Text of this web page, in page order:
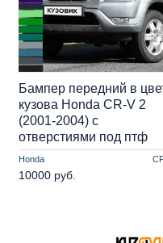
Honda
Бампер передний в
кузова Honda CR-V 2
(2001-2004) с
отверстиями под птф
10000 руб.